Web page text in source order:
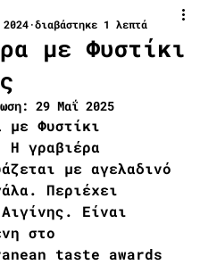
με Φυστίκι
διαβάστηκε 1 λεπτά
29 Μαΐ 2025
με Φυστίκι
Η γραβιέρα
με αγελαδινό
Περιέχει
Είναι
στο
taste awards